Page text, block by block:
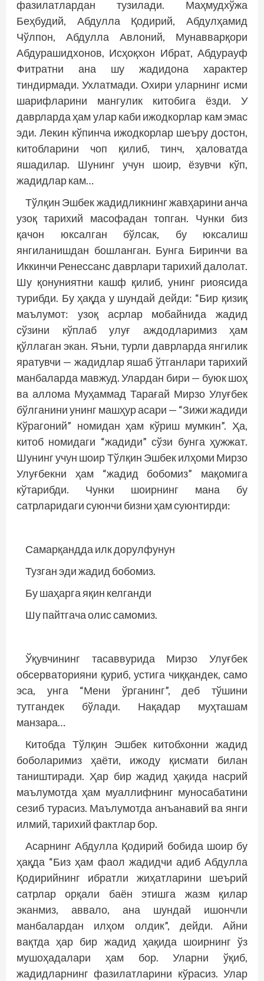
фазилатлардан тузилади. Маҳмудхўжа
Беҳбудий, Абдулла Қодирий, Абдулҳамид
Чўлпон, Абдулла Авлоний, Мунавварқори
Абдурашидхонов, Исҳоқхон Ибрат, Абдурауф
Фитратни ана шу жадидона характер
тиндирмади. Ухлатмади. Охири уларнинг исми
шарифларини мангулик китобига ёзди. У
даврларда ҳам улар каби ижодкорлар кам эмас
эди. Лекин кўпинча ижодкорлар шеъру достон,
китобларини чоп қилиб, тинч, ҳаловатда
яшадилар. Шунинг учун шоир, ёзувчи кўп,
жадидлар кам…
Тўлқин Эшбек жадидликнинг жавҳарини анча
узоқ тарихий масофадан топган. Чунки биз
қачон юксалган бўлсак, бу юксалиш
янгиланишдан бошланган. Бунга Биринчи ва
Иккинчи Ренессанс даврлари тарихий далолат.
Шу қонуниятни кашф қилиб, унинг риоясида
турибди. Бу ҳақда у шундай дейди: “Бир қизиқ
маълумот: узоқ асрлар мобайнида жадид
сўзини кўплаб улуғ аждодларимиз ҳам
қўллаган экан. Яъни, турли даврларда янгилик
яратувчи — жадидлар яшаб ўтганлари тарихий
манбаларда мавжуд. Улардан бири — буюк шоҳ
ва аллома Муҳаммад Тарағай Мирзо Улуғбек
бўлганини унинг машҳур асари — “Зижи жадиди
Кўрагоний” номидан ҳам кўриш мумкин”. Ҳа,
китоб номидаги “жадиди” сўзи бунга ҳужжат.
Шунинг учун шоир Тўлқин Эшбек илҳоми Мирзо
Улуғбекни ҳам “жадид бобомиз” мақомига
кўтарибди. Чунки шоирнинг мана бу
сатрларидаги суюнчи бизни ҳам суюнтирди:
Самарқандда илк дорулфунун
Тузган эди жадид бобомиз.
Бу шаҳарга яқин келганди
Шу пайтгача олис самомиз.
Ўқувчининг тасаввурида Мирзо Улуғбек
обсерваторияни қуриб, устига чиққандек, само
эса, унга “Мени ўрганинг”, деб тўшини
тутгандек бўлади. Нақадар муҳташам
манзара…
Китобда Тўлқин Эшбек китобхонни жадид
боболаримиз ҳаёти, ижоду қисмати билан
таништиради. Ҳар бир жадид ҳақида насрий
маълумотда ҳам муаллифнинг муносабатини
сезиб турасиз. Маълумотда анъанавий ва янги
илмий, тарихий фактлар бор.
Асарнинг Абдулла Қодирий бобида шоир бу
ҳақда “Биз ҳам фаол жадидчи адиб Абдулла
Қодирийнинг ибратли жиҳатларини шеърий
сатрлар орқали баён этишга жазм қилар
эканмиз, аввало, ана шундай ишончли
манбалардан илҳом олдик”, дейди. Айни
вақтда ҳар бир жадид ҳақида шоирнинг ўз
мушоҳадалари ҳам бор. Уларни ўқиб,
жадидларнинг фазилатларини кўрасиз. Улар